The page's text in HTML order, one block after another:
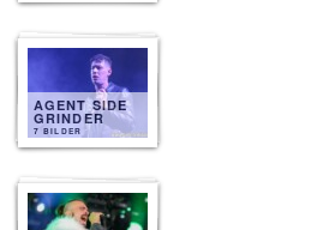
AGENT SIDE
GRINDER
7 BILDER